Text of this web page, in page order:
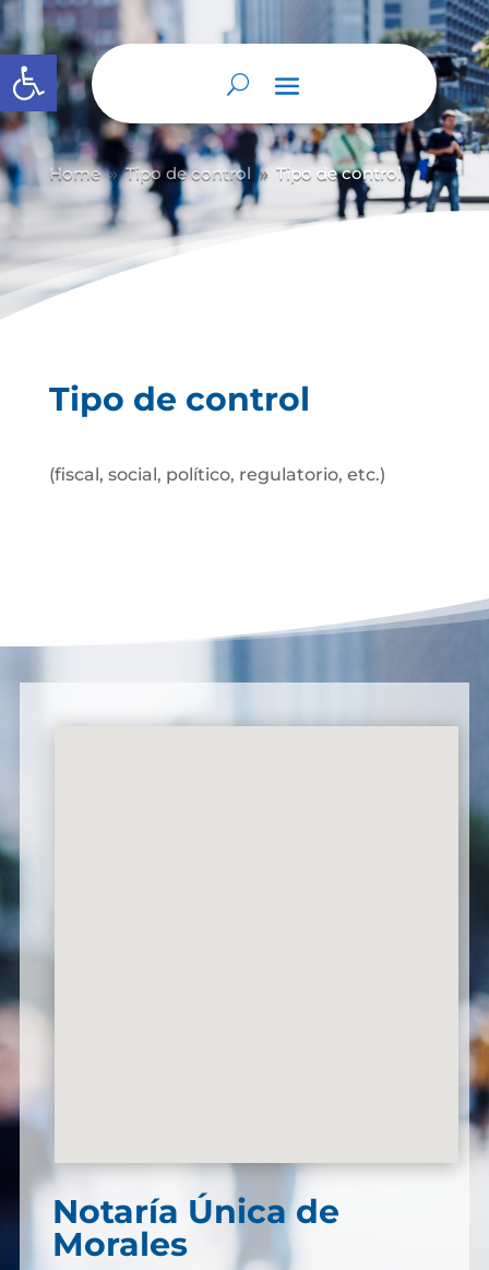
Abrir barra de herramientas
Home 9 Tipo de control 9 Tipo de control
Tipo de control
(fiscal, social, político, regulatorio, etc.)
Notaría Única de
Morales